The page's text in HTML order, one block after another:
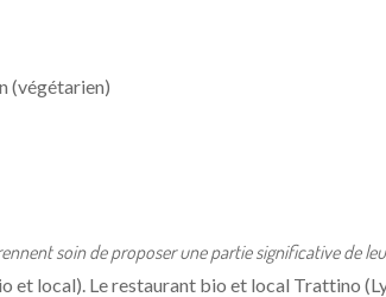
(végétarien)
soin de proposer une partie significative de
et local). Le restaurant bio et local Trattino